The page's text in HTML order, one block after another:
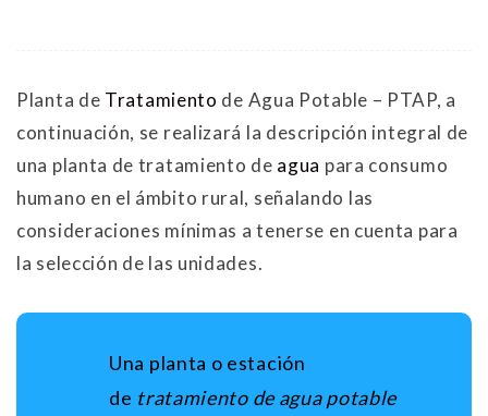
Planta de Tratamiento de Agua Potable – PTAP, a
continuación, se realizará la descripción integral de
una planta de tratamiento de agua para consumo
humano en el ámbito rural, señalando las
consideraciones mínimas a tenerse en cuenta para
la selección de las unidades.
Una planta o estación
de tratamiento de agua potable